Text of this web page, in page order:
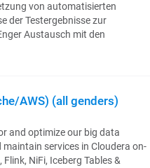
von automatisierten
der Testergebnisse zur
Austausch mit den
Mitarbeit...
AWS) (all genders)
and optimize our big data
services in Cloudera on-
NiFi, Iceberg Tables &